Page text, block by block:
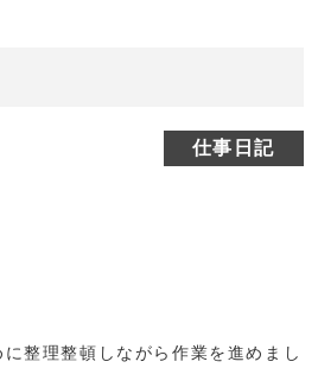
仕事日記
整理整頓しながら作業を進めまし